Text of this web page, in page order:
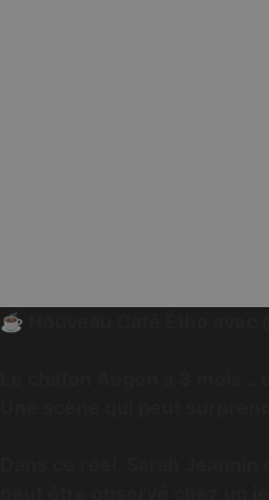
☕️️ Nouveau Café Étho avec
Le chaton Aegon a 3 mois…